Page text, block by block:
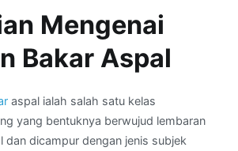
Mengenai
Bakar Aspal
aspal ialah salah satu kelas
yang bentuknya berwujud lembaran
dan dicampur dengan jenis subjek